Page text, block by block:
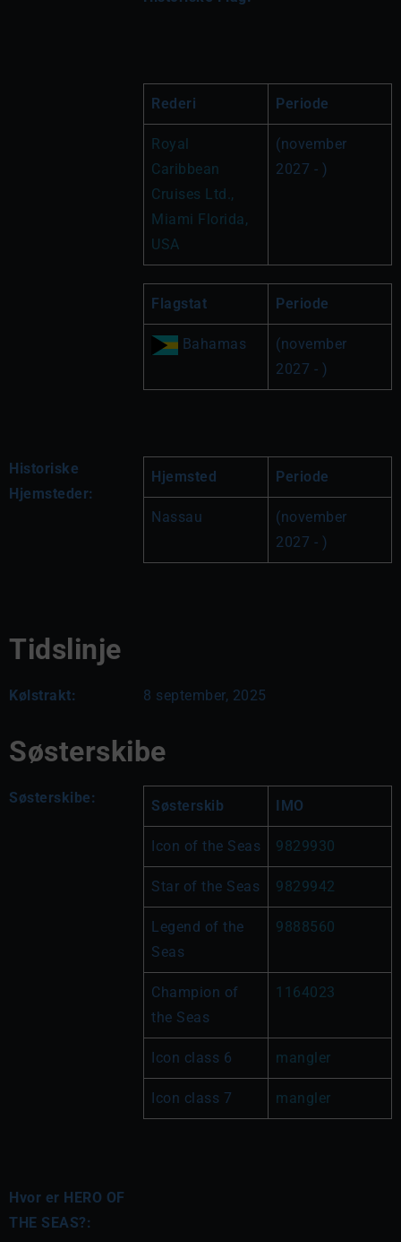
Rederi Periode
Royal
Caribbean
Cruises Ltd.,
Miami Florida,
USA
(november
2027 - )
Flagstat Periode
Bahamas
(november
2027 - )
Historiske
Hjemsteder:
Hjemsted Periode
Nassau
(november
2027 - )
Tidslinje
Kølstrakt: 8 september, 2025
Søsterskibe
Søsterskibe: Søsterskib IMO
Icon of the Seas 9829930
Star of the Seas 9829942
Legend of the
Seas
9888560
Champion of
the Seas
1164023
Icon class 6 mangler
Icon class 7 mangler
Hvor er HERO OF
THE SEAS?: